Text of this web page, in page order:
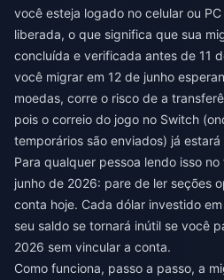
você esteja logado no celular ou
liberada, o que significa que sua
concluída e verificada antes de 11
você migrar em 12 de junho
moedas, corre o risco de a
pois o correio do jogo no Switch
temporários são enviados) já
Para qualquer pessoa lendo isso
junho de 2026: pare de ler seções
conta hoje. Cada dólar investido
seu saldo se tornará inútil se você
2026 sem vincular a conta.
Como funciona, passo a passo, a